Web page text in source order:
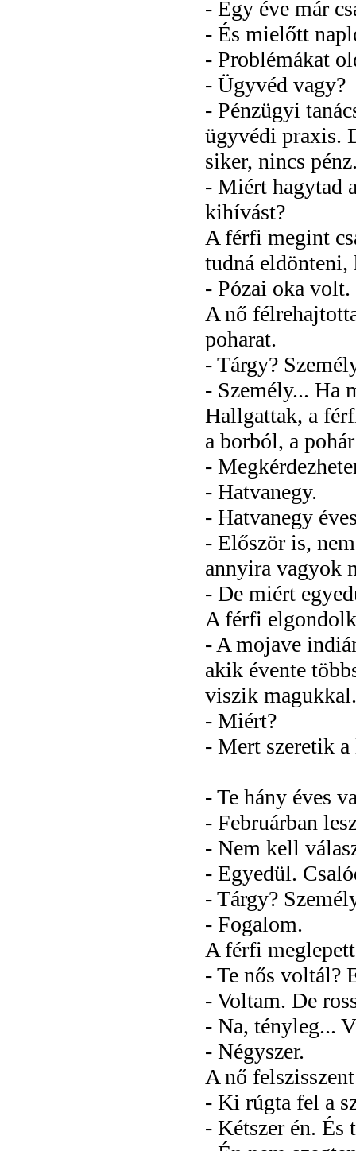
- Egy éve már
- És mielőtt
- Problémákat
- Ügyvéd vagy?
- Pénzügyi
ügyvédi praxis.
siker, nincs
- Miért hagytad
kihívást?
A férfi megint
tudná eldönteni,
- Pózai oka
A nő
poharat.
- Tárgy?
- Személy... Ha
Hallgattak, a
a borból, a
-
- Hatvanegy.
- Hatvanegy
- Először is,
annyira vagyok
- De miért
A férfi
- A mojave
akik évente
viszik magukkal.
- Miért?
- Mert szeretik
- Te hány éves
- Februárban
- Nem kell
- Egyedül.
- Tárgy?
- Fogalom.
A férfi
- Te nős voltál?
- Voltam. De
- Na, tényleg...
- Négyszer.
A nő
- Ki rúgta fel a
- Kétszer én. És